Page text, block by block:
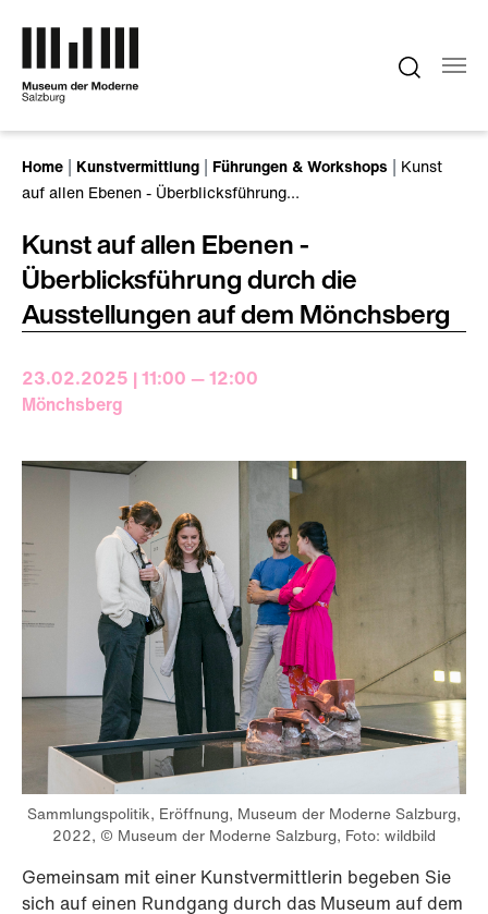
Home Kunstvermittlung Führungen & Workshops
Kunst
auf allen Ebenen - Überblicksführung…
Kunst auf allen Ebenen -
Überblicksführung durch die
Ausstellungen auf dem Mönchsberg
23.02.2025 | 11:00 — 12:00
Mönchsberg
Sammlungspolitik, Eröffnung, Museum der Moderne Salzburg,
2022, © Museum der Moderne Salzburg, Foto: wildbild
Gemeinsam mit einer Kunstvermittlerin begeben Sie
sich auf einen Rundgang durch das Museum auf dem